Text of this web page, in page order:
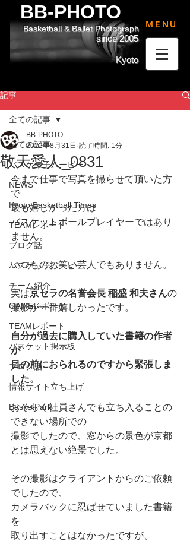
BB-PHOTO
since 2005
Basketball & Ballet Photograph
Kyoto
MENU
記事
全ての記事
バスケっ子ムービー
NEWS
Kyoto Basketball Times
TEAMレポート
ブログ話
バスケっ子ムービー
チーム紹介
GAMEレポート
TEAMレポート
バスケット掲示板
ブログ話
情報サイト立ち上げ
BasketPark
全ての記事
敬天愛人_0831
BB-PHOTO
2022年8月31日 読了時間: 1分
今まで仕事で写真を撮らせて頂いた方
で
最も嬉しかった方は
バスケットボールプレイヤーではあり
ません。
いつものお笑い芸人でもありません。
実は京セラの名誉会長 稲盛 和夫さんの
撮影が一番嬉しかったです。
自分が過去に購入していた書籍の作者
が
目の前におられるのですから緊張しま
した。
おそらく社員さんでも立ち入ることの
できない場所での
撮影でしたので、窓からの景色が京都
とは思えない絶景でした。
その撮影はクライアントからのご依頼
でしたので、
カメラバックに忍ばせていました書籍
を
取り出すことはなかったですが、